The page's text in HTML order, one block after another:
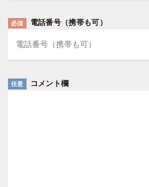
必須 電話番号（携帯も可）
任意 コメント欄